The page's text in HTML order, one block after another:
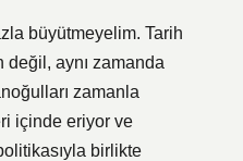
büyütmeyelim. Tarih
aynı zamanda
zamanla
içinde eriyor ve
birlikte